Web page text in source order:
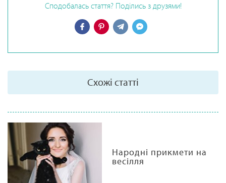
Сподобалась стаття? Поділись з друзями!
Схожі статті
Народні прикмети на
весілля